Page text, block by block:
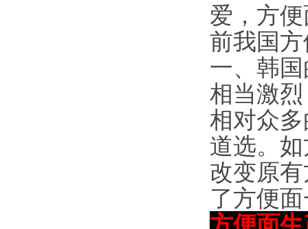
爱，方
前我国
一、韩
相当激
相对众
道选。
改变原
了方便